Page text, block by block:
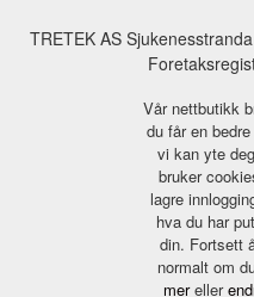
TRETEK AS
Vår nettbutikk
du får en
vi kan yte
bruker
lagre
hva du har
din. Fortsett
normalt om
mereller